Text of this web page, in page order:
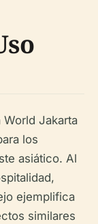
World Jakarta
los
asiático. Al
ejemplifica
similares